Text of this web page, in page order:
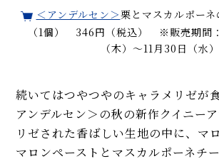
＜アンデルセン＞栗とマスカルポーネ
（1個） 346円（税込） ※販売期間
（木）～11月30日（水）
続いてはつやつやのキャラメリゼが
アンデルセン＞の秋の新作クイニー
リゼされた香ばしい生地の中に、マ
マロンペーストとマスカルポーネチ